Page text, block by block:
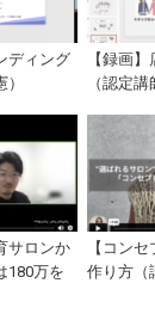
ディング
【録画
（認定
サロンか
180万を
【コン
作り方（